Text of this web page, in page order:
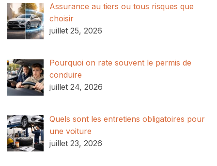
Assurance au tiers ou tous risques que
choisir
juillet 25, 2026
Pourquoi on rate souvent le permis de
conduire
juillet 24, 2026
Quels sont les entretiens obligatoires pour
une voiture
juillet 23, 2026